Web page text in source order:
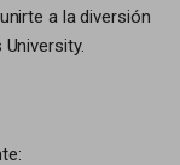
a la diversión